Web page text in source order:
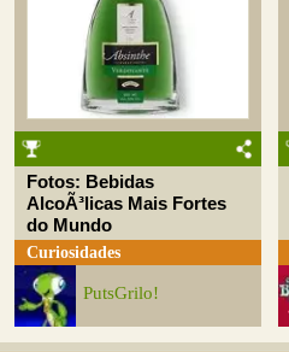
Fotos: Bebidas
AlcoÃ³licas Mais Fortes
do Mundo
Curiosidades
PutsGrilo!